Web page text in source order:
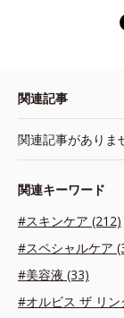
関連記事
関連記事がありま
関連キーワード
#スキンケア (212)
#スペシャルケア
#美容液 (33)
#オルビス ザ リ